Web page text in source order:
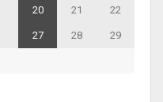
20 21 22
27 28 29